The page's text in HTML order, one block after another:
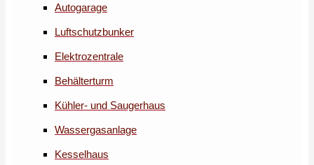
Autogarage
Luftschutzbunker
Elektrozentrale
Behälterturm
Kühler- und Saugerhaus
Wassergasanlage
Kesselhaus